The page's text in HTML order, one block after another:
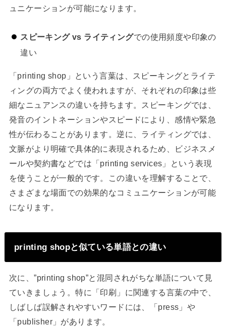
ュニケーションが可能になります。
スピーキング vs ライティングでの使用頻度や印象の
違い
「printing shop」という言葉は、スピーキングとライテ
ィングの両方でよく使われますが、それぞれの印象は些
細なニュアンスの違いを持ちます。スピーキングでは、
発音のイントネーションやスピードにより、感情や緊急
性が伝わることがあります。逆に、ライティングでは、
文脈がより明確で具体的に表現されるため、ビジネスメ
ールや契約書などでは「printing services」という表現
を使うことが一般的です。この違いを理解することで、
さまざまな場面での効果的なコミュニケーションが可能
になります。
printing shopと似ている単語との違い
次に、”printing shop”と混同されがちな単語について見
ていきましょう。特に「印刷」に関連する言葉の中で、
しばしば誤解されやすいワードには、「press」や
「publisher」があります。